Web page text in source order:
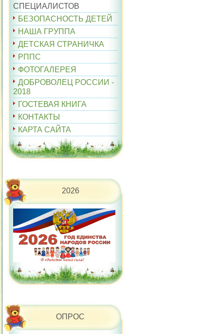
СПЕЦИАЛИСТОВ
БЕЗОПАСНОСТЬ ДЕТЕЙ
НАША ГРУППА
ДЕТСКАЯ СТРАНИЧКА
РППС
ФОТОГАЛЕРЕЯ
ДОБРОВОЛЕЦ РОССИИ -
2018
ГОСТЕВАЯ КНИГА
КОНТАКТЫ
КАРТА САЙТА
2026
ОПРОС